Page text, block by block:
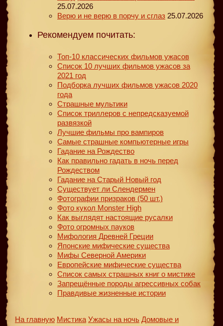
25.07.2026
Верю и не верю в порчу и сглаз 25.07.2026
Рекомендуем почитать:
Топ-10 классических фильмов ужасов
Список 10 лучших фильмов ужасов за
2021 год
Подборка лучших фильмов ужасов 2020
года
Страшные мультики
Список триллеров с непредсказуемой
развязкой
Лучшие фильмы про вампиров
Самые страшные компьютерные игры
Гадание на Рождество
Как правильно гадать в ночь перед
Рождеством
Гадание на Старый Новый год
Существует ли Слендермен
Фотографии призраков (50 шт.)
Фото кукол Monster High
Как выглядят настоящие русалки
Фото огромных пауков
Мифология Древней Греции
Японские мифические существа
Мифы Северной Америки
Европейские мифические существа
Список самых страшных книг о мистике
Запрещённые породы агрессивных собак
Правдивые жизненные истории
На главную Мистика Ужасы на ночь Домовые и